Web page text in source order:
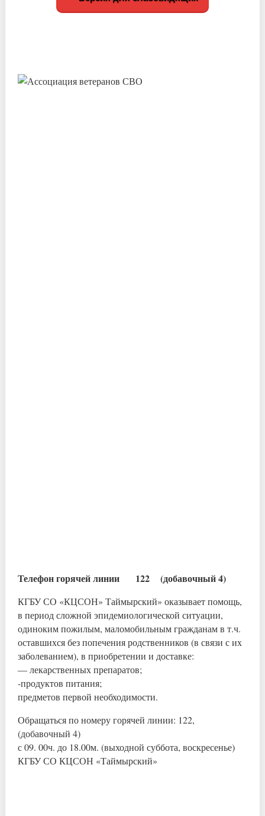
Телефон горячей линии 122 (добавочный 4)
КГБУ СО «КЦСОН» Таймырский» оказывает помощь,
в период сложной эпидемиологической ситуации,
одиноким пожилым, маломобильным гражданам в т.ч.
оставшихся без попечения родственников (в связи с их
заболеванием), в приобретении и доставке:
— лекарственных препаратов;
-продуктов питания;
предметов первой необходимости.
Обращаться по номеру горячей линии: 122,
(добавочный 4)
с 09. 00ч. до 18.00м. (выходной суббота, воскресенье)
КГБУ СО КЦСОН «Таймырский»